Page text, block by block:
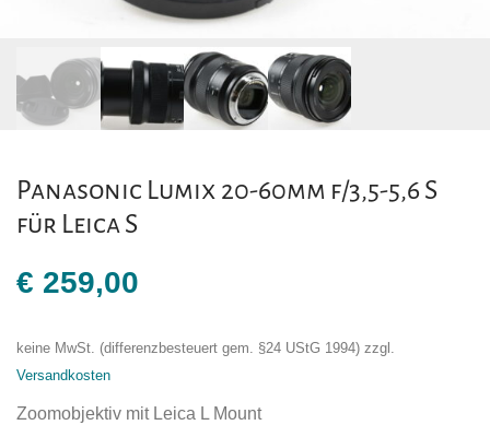
Panasonic Lumix 20-60mm f/3,5-5,6 S
für Leica S
€ 259,00
keine MwSt. (differenzbesteuert gem. §24 UStG 1994) zzgl.
Versandkosten
Zoomobjektiv mit Leica L Mount